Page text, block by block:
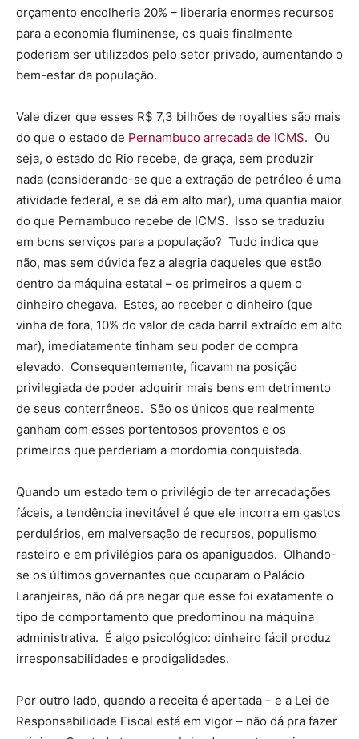
orçamento encolheria 20% – liberaria enormes recursos
para a economia fluminense, os quais finalmente
poderiam ser utilizados pelo setor privado, aumentando o
bem-estar da população.
Vale dizer que esses R$ 7,3 bilhões de royalties são mais
do que o estado de Pernambuco arrecada de ICMS. Ou
seja, o estado do Rio recebe, de graça, sem produzir
nada (considerando-se que a extração de petróleo é uma
atividade federal, e se dá em alto mar), uma quantia maior
do que Pernambuco recebe de ICMS. Isso se traduziu
em bons serviços para a população? Tudo indica que
não, mas sem dúvida fez a alegria daqueles que estão
dentro da máquina estatal – os primeiros a quem o
dinheiro chegava. Estes, ao receber o dinheiro (que
vinha de fora, 10% do valor de cada barril extraído em alto
mar), imediatamente tinham seu poder de compra
elevado. Consequentemente, ficavam na posição
privilegiada de poder adquirir mais bens em detrimento
de seus conterrâneos. São os únicos que realmente
ganham com esses portentosos proventos e os
primeiros que perderiam a mordomia conquistada.
Quando um estado tem o privilégio de ter arrecadações
fáceis, a tendência inevitável é que ele incorra em gastos
perdulários, em malversação de recursos, populismo
rasteiro e em privilégios para os apaniguados. Olhando-
se os últimos governantes que ocuparam o Palácio
Laranjeiras, não dá pra negar que esse foi exatamente o
tipo de comportamento que predominou na máquina
administrativa. É algo psicológico: dinheiro fácil produz
irresponsabilidades e prodigalidades.
Por outro lado, quando a receita é apertada – e a Lei de
Responsabilidade Fiscal está em vigor – não dá pra fazer